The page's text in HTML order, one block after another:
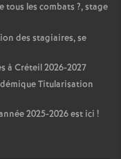
tous les combats ?, stage
des stagiaires, se
à Créteil 2026-2027
Titularisation
2025-2026 est ici !